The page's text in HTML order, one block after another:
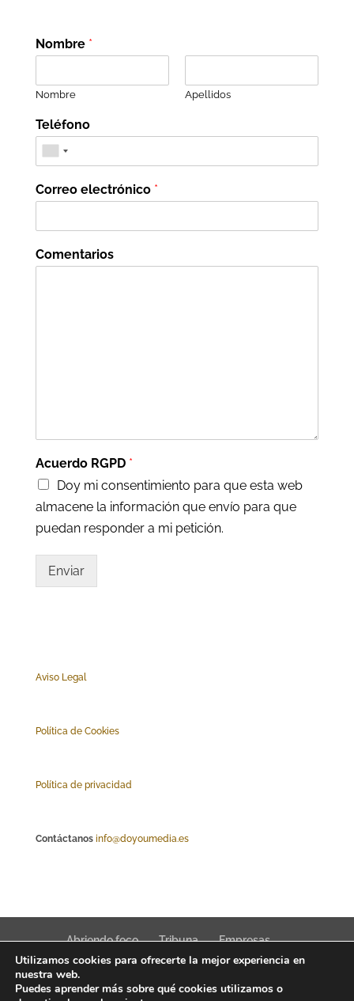
Nombre *
Nombre Apellidos
Teléfono
Correo electrónico *
Comentarios
Acuerdo RGPD *
Doy mi consentimiento para que esta web
almacene la información que envío para que
puedan responder a mi petición.
Enviar
Aviso Legal
Política de Cookies
Política de privacidad
Contáctanos info@doyoumedia.es
Abriendo foco Tribuna
Empresas
Actualidad
Innovación Tendencias
Utilizamos cookies para ofrecerte la mejor experiencia en
nuestra web.
Puedes aprender más sobre qué cookies utilizamos o